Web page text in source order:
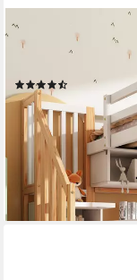
FLIEKS
Hochbett Kinderbett
405,99 € 999,99
-59%
lieferbar - in 5-6